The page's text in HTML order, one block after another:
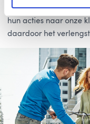
gebeuren! coeo
hun acties naar onze
daardoor het